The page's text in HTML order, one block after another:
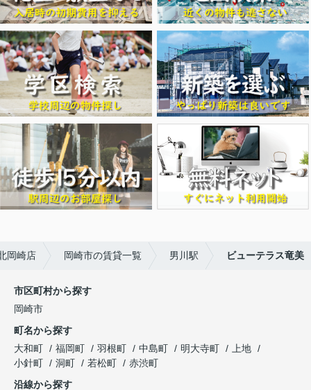
岡崎店 岡崎市の賃貸一覧 男川駅 ビューテラス竜美
市区町村から探す
岡崎市
町名から探す
大和町
福岡町 羽根町 中島町 明大寺町
上地
小針町
洞町 若松町
赤渋町
沿線から探す